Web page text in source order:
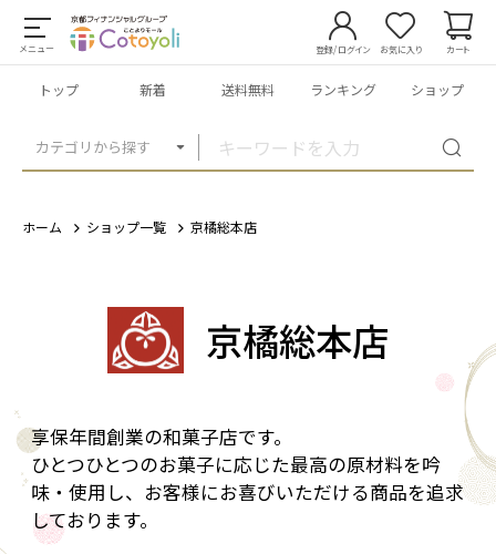
メニュー
カテゴリから探す
登録/ログイン お気に入り カート
トップ 新着 送料無料 ランキング ショップ
ホーム ショップ一覧 京橘総本店
京橘総本店
享保年間創業の和菓子店です。
ひとつひとつのお菓子に応じた最高の原材料を吟
味・使用し、お客様にお喜びいただける商品を追求
しております。